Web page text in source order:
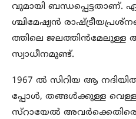
വുമായി ബന്ധപ്പെട്ടതാണ്.
ശ്ചിമേഷ്യന്‍
ത്തിലെ
സ്വാധീനമുണ്ട്.
1967 ല്‍ സിറിയ ആ
പ്പോള്‍, തങ്ങള്‍ക്കുള്ള
സ്‌റായേല്‍ അവര്‍ക്കെതിരെ